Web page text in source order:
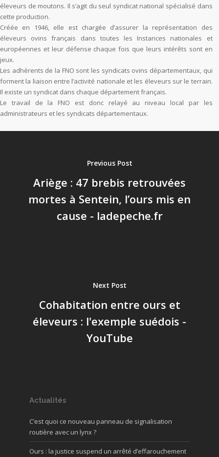
éleveurs de moutons. Il s’agit du seul syndicat national spécialisé dans
cette production.
Créée en 1946, elle est chargée d’assurer la représentation des
éleveurs ovins français dans toutes les Instances nationales et
européennes et leur défense chaque fois que leurs intérêts sont en
jeux.
Les adhérents de la FNO sont les syndicats ovins départementaux, qui
forment la liaison entre l’activité nationale et les éleveurs sur le terrain.
Il existe un syndicat dans chaque département français.
Le travail de la FNO est donc relayé au niveau local par les
administrateurs et les syndicats départementaux.
Previous Post
Ariège : 47 brebis retrouvées
mortes à Sentein, l’ours mis en
cause - ladepeche.fr
Next Post
Cohabitation entre ours et
éleveurs : l'exemple suédois -
YouTube
Actualités
C’est quoi ce nouveau panneau de signalisation
routière avec un lynx ?
Ours : la justice suspend un arrêté d’effarouchement